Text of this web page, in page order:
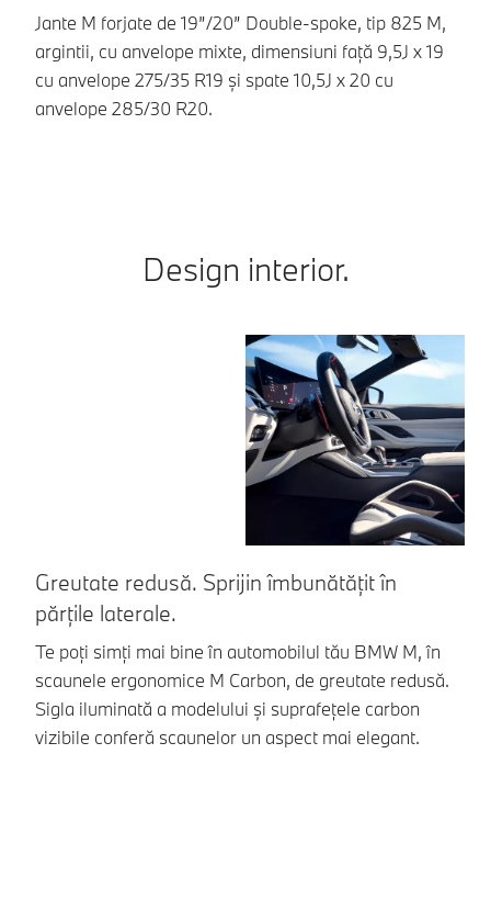
Jante M forjate de 19”/20” Double-spoke, tip 825 M,
argintii, cu anvelope mixte, dimensiuni față 9,5J x 19
cu anvelope 275/35 R19 și spate 10,5J x 20 cu
anvelope 285/30 R20.
Design interior.
Greutate redusă. Sprijin îmbunătățit în
părțile laterale.
Te poți simți mai bine în automobilul tău BMW M, în
scaunele ergonomice M Carbon, de greutate redusă.
Sigla iluminată a modelului și suprafețele carbon
vizibile conferă scaunelor un aspect mai elegant.